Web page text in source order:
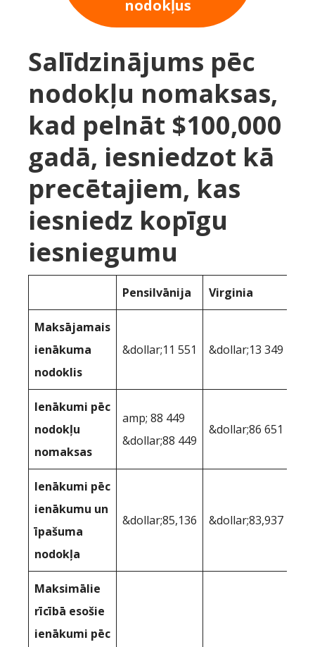
nodokļus
Salīdzinājums pēc
nodokļu nomaksas,
kad pelnāt $100,000
gadā, iesniedzot kā
precētajiem, kas
iesniedz kopīgu
iesniegumu
Pensilvānija Virginia
Maksājamais
ienākuma
nodoklis
&dollar;11 551 &dollar;13 349
Ienākumi pēc
nodokļu
nomaksas
amp; 88 449
&dollar;88 449
&dollar;86 651
Ienākumi pēc
ienākumu un
īpašuma
nodokļa
&dollar;85,136 &dollar;83,937
Maksimālie
rīcībā esošie
ienākumi pēc